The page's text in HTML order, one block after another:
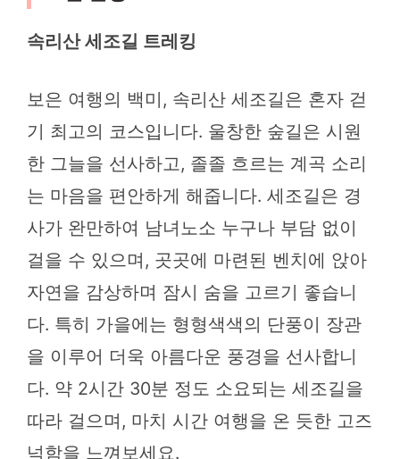
속리산 세조길 트레킹
보은 여행의 백미, 속리산 세조길은 혼자 걷
기 최고의 코스입니다. 울창한 숲길은 시원
한 그늘을 선사하고, 졸졸 흐르는 계곡 소리
는 마음을 편안하게 해줍니다. 세조길은 경
사가 완만하여 남녀노소 누구나 부담 없이
걸을 수 있으며, 곳곳에 마련된 벤치에 앉아
자연을 감상하며 잠시 숨을 고르기 좋습니
다. 특히 가을에는 형형색색의 단풍이 장관
을 이루어 더욱 아름다운 풍경을 선사합니
다. 약 2시간 30분 정도 소요되는 세조길을
따라 걸으며, 마치 시간 여행을 온 듯한 고즈
넉함을 느껴보세요.